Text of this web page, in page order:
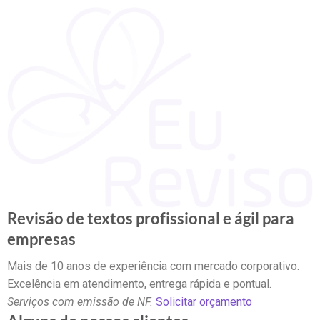
Revisão de textos profissional e ágil para
empresas
Mais de 10 anos de experiência com mercado corporativo.
Excelência em atendimento, entrega rápida e pontual.
Serviços com emissão de NF. Solicitar orçamento